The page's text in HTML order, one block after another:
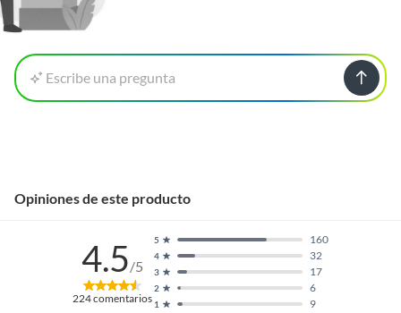
Escribe una pregunta
Opiniones de este producto
4.5/5
224comentarios 1 9
2 6
3 17
4 32
5 160